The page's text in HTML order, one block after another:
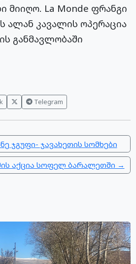
მიიღო. La Monde ფრანგი
ალან კავალის ოპერაცია
განმავლობაში
Telegram
ჯგუფი- ჯავახეთის სომხები
აქცია სოფელ ბარალეთში →